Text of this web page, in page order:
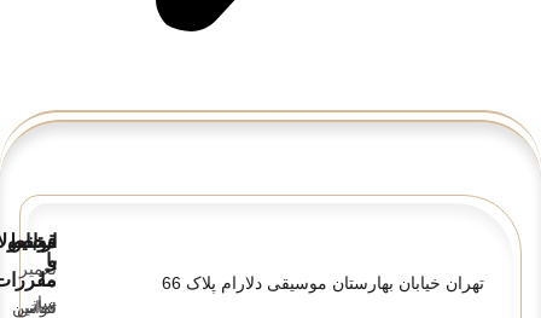
تهران خیابان بهارستان موسیقی دلارام پلاک 66
تعمیر
ساز
قوانین
و
قوانین
ارتباط
با
ما
تماس